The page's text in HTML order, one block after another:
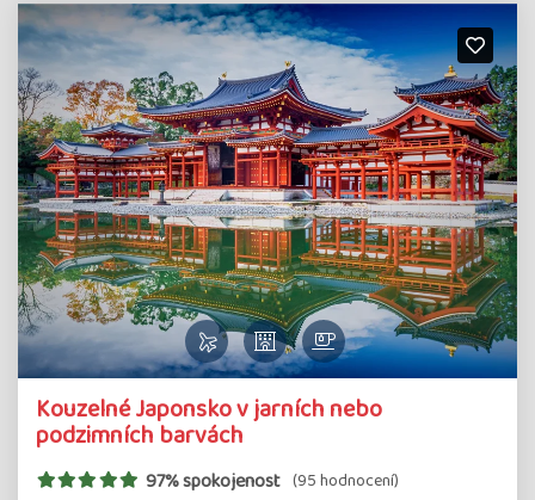
Kouzelné Japonsko v jarních nebo
podzimních barvách
97% spokojenost (95 hodnocení)